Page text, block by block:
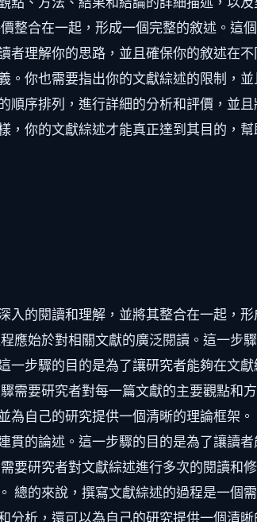
合在一起，形成一個完整的敘述。這
理解你的思路，並且確保你的敘述在
你也需要指出你的文獻綜述的限制，
序排列，進行詳細的分析和評價，並
你的文獻綜述才能真正達到其目的，
的閱讀和理解，並將其整合在一起，
應始於對相關文獻的廣泛閱讀。這一步
步驟的目的是為了讓研究者能夠在文
要研究者對每一篇文獻的主要觀點和
自己的研究提供一個清晰的理論框架
的論述。這一步驟的目的是為了讓讀
要研究者對文獻綜述進行多次的閱讀和
的來說，撰寫文獻綜述的過程是一個
析，還可以為自己的研究提供一個清